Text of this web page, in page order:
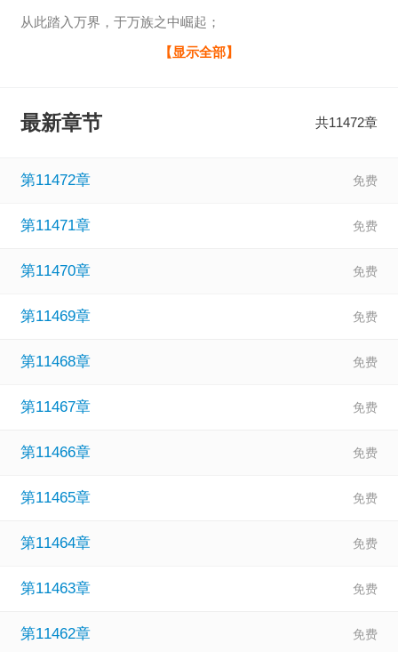
从此踏入万界，于万族之中崛起；
一念崩星海，一念裂苍穹，一念诛妖鬼，一念葬神魔！
【显示全部】
最新章节 共11472章
第11472章
第11471章
第11470章
第11469章
第11468章
第11467章
第11466章
第11465章
第11464章
第11463章
第11462章